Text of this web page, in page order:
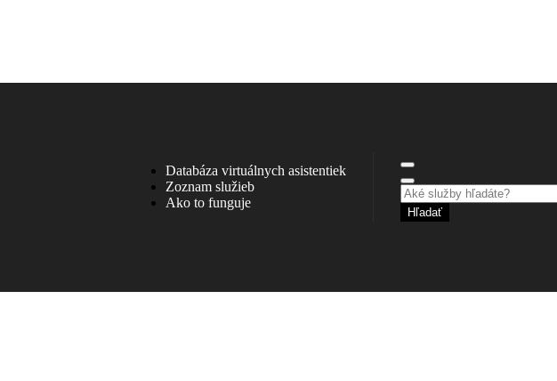
Databáza virtuálnych asistentiek
Zoznam služieb
Ako to funguje
Hľadať